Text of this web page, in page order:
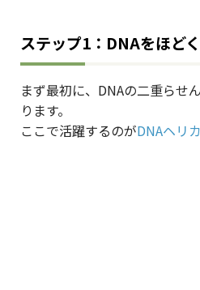
ステップ1：DNAをほど
まず最初に、DNAの二重らせ
ります。
ここで活躍するのがDNAヘリ